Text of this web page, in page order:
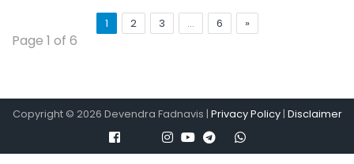
1 2 3 … 6 »
Page 1 of 6
Copyright © 2026 Devendra Fadnavis | Privacy Policy| Disclaimer